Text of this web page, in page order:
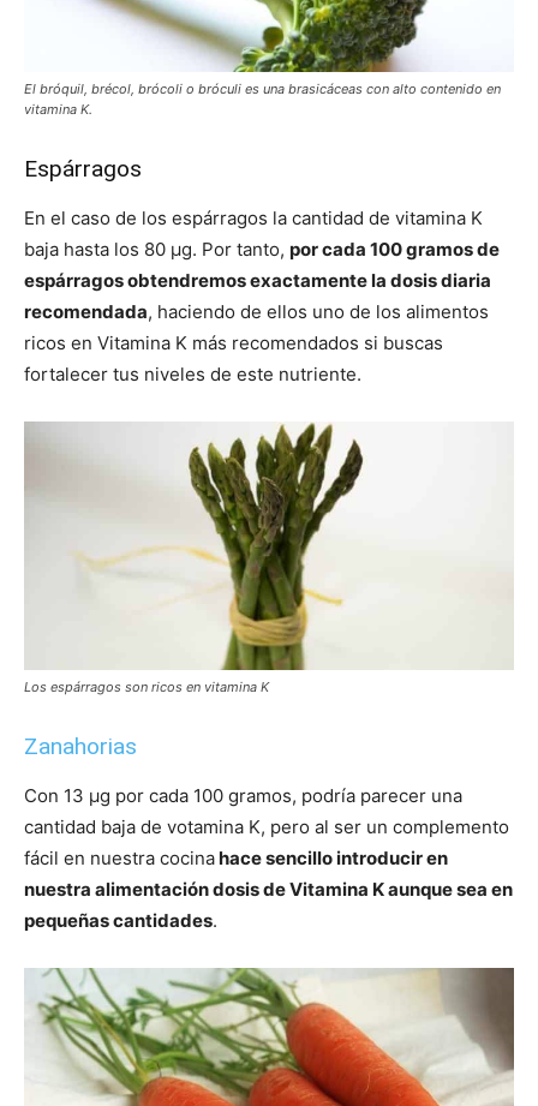
El bróquil, brécol, brócoli o bróculi es una brasicáceas con alto contenido en
vitamina K.
Espárragos
En el caso de los espárragos la cantidad de vitamina K
baja hasta los 80 μg. Por tanto, por cada 100 gramos de
espárragos obtendremos exactamente la dosis diaria
recomendada, haciendo de ellos uno de los alimentos
ricos en Vitamina K más recomendados si buscas
fortalecer tus niveles de este nutriente.
Los espárragos son ricos en vitamina K
Zanahorias
Con 13 μg por cada 100 gramos, podría parecer una
cantidad baja de votamina K, pero al ser un complemento
fácil en nuestra cocinahace sencillo introducir en
nuestra alimentación dosis de Vitamina K aunque sea en
pequeñas cantidades.